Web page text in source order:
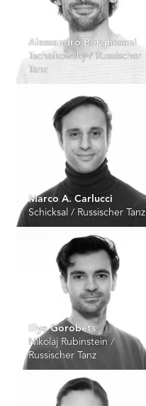
Alessandro Borghesani
Tschaikowsky / Russischer
Tanz
Marco A. Carlucci
Schicksal / Russischer Tanz
Illya Gorobets
Nikolaj Rubinstein /
Russischer Tanz